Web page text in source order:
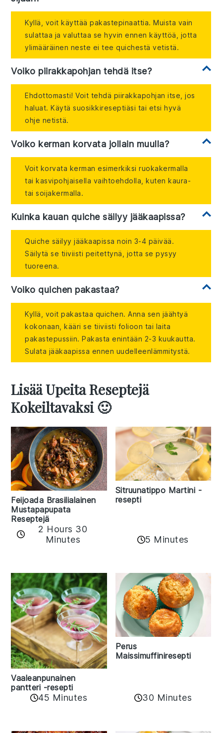
Kyllä, voit käyttää pakastepinaattia. Muista vain
sulattaa ja valuttaa se hyvin ennen käyttöä, jotta
ylimääräinen neste ei tee quichestä vetistä.
Voiko piirakkapohjan tehdä itse?
Ehdottomasti! Voit tehdä piirakkapohjan itse, jos
haluat. Käytä suosikkireseptiäsi tai etsi hyvä
ohje netistä.
Voiko kerman korvata jollain muulla?
Voit korvata kerman esimerkiksi ruokakermalla
tai kasvipohjaisella vaihtoehdolla, kuten kaura-
tai soijakermalla.
Kuinka kauan quiche säilyy jääkaapissa?
Quiche säilyy jääkaapissa noin 3-4 päivää.
Säilytä se tiiviisti peitettynä, jotta se pysyy
tuoreena.
Voiko quichen pakastaa?
Kyllä, voit pakastaa quichen. Anna sen jäähtyä
kokonaan, kääri se tiiviisti folioon tai laita
pakastepussiin. Pakasta enintään 2-3 kuukautta.
Sulata jääkaapissa ennen uudelleenlämmitystä.
Lisää Upeita Reseptejä
Kokeiltavaksi 🙂
Feijoada Brasilialainen
Mustapapupata
Reseptejä
2 Hours 30
Minutes
Sitruunatippo Martini -
resepti
5 Minutes
Vaaleanpunainen
pantteri -resepti
45 Minutes
Perus
Maissimuffiniresepti
30 Minutes